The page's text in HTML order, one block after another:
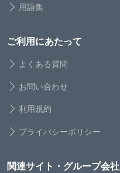
用語集
ご利用にあたって
よくある質問
お問い合わせ
利用規約
プライバシーポリシー
関連サイト・グループ会社